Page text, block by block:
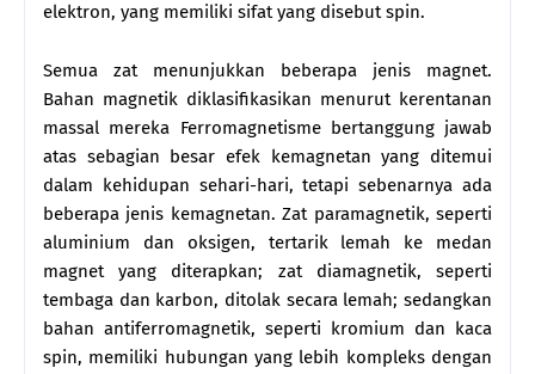
elektron, yang memiliki sifat yang disebut spin.
Semua zat menunjukkan beberapa jenis magnet.
Bahan magnetik diklasifikasikan menurut kerentanan
massal mereka Ferromagnetisme bertanggung jawab
atas sebagian besar efek kemagnetan yang ditemui
dalam kehidupan sehari-hari, tetapi sebenarnya ada
beberapa jenis kemagnetan. Zat paramagnetik, seperti
aluminium dan oksigen, tertarik lemah ke medan
magnet yang diterapkan; zat diamagnetik, seperti
tembaga dan karbon, ditolak secara lemah; sedangkan
bahan antiferromagnetik, seperti kromium dan kaca
spin, memiliki hubungan yang lebih kompleks dengan